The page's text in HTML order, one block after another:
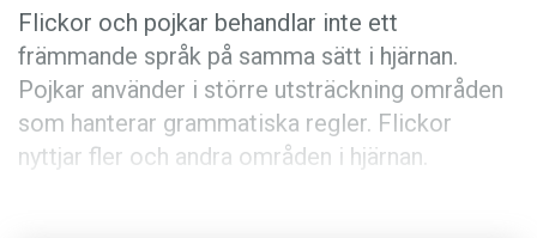
Flickor och pojkar behandlar inte ett
främmande språk på samma sätt i hjärnan.
Pojkar använder i större utsträckning områden
som hanterar grammatiska regler. Flickor
nyttjar fler och andra områden i hjärnan.